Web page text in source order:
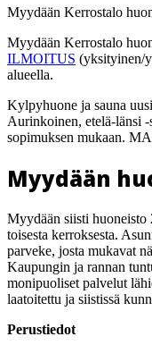
Myydään Kerrostalo
Myydään Kerrostalo
ILMOITUS (yksityinen/
alueella.
Kylpyhuone ja sauna
Aurinkoinen, etelä-länsi -
sopimuksen mukaan.
Myydään
Myydään siisti huoneisto
toisesta kerroksesta.
parveke, josta mukavat
Kaupungin ja rannan
monipuoliset palvelut
laatoitettu ja siistissä
Perustiedot